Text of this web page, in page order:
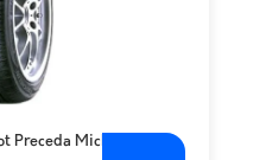
Preceda Michelin